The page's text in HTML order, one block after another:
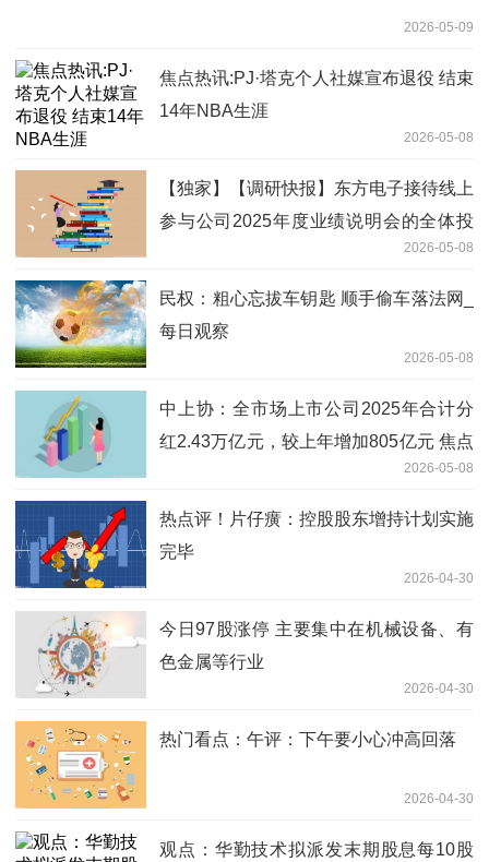
2026-05-09
焦点热讯:PJ·塔克个人社媒宣布退役 结束
14年NBA生涯
2026-05-08
【独家】【调研快报】东方电子接待线上
参与公司2025年度业绩说明会的全体投
2026-05-08
民权：粗心忘拔车钥匙 顺手偷车落法网_
每日观察
2026-05-08
中上协：全市场上市公司2025年合计分
红2.43万亿元，较上年增加805亿元 焦点
2026-05-08
热点评！片仔癀：控股股东增持计划实施
完毕
2026-04-30
今日97股涨停 主要集中在机械设备、有
色金属等行业
2026-04-30
热门看点：午评：下午要小心冲高回落
2026-04-30
观点：华勤技术拟派发末期股息每10股